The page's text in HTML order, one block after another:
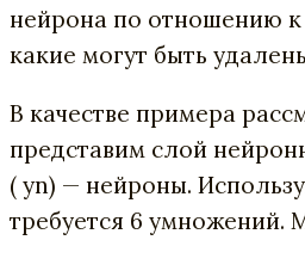
нейрона по отношению к
какие могут быть
В качестве примера
представим слой
( yn) — нейроны.
требуется 6 умножений.